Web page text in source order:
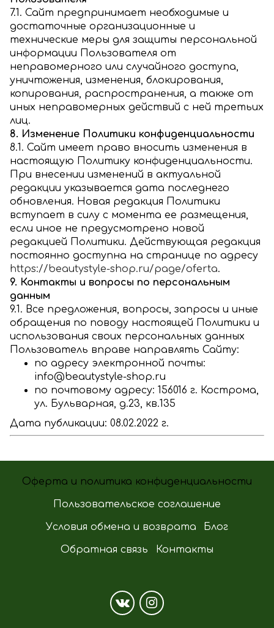
7.1. Сайт предпринимает необходимые и
достаточные организационные и
технические меры для защиты персональной
информации Пользователя от
неправомерного или случайного доступа,
уничтожения, изменения, блокирования,
копирования, распространения, а также от
иных неправомерных действий с ней третьих
лиц.
8. Изменение Политики конфиденциальности
8.1. Сайт имеет право вносить изменения в
настоящую Политику конфиденциальности.
При внесении изменений в актуальной
редакции указывается дата последнего
обновления. Новая редакция Политики
вступает в силу с момента ее размещения,
если иное не предусмотрено новой
редакцией Политики. Действующая редакция
постоянно доступна на странице по адресу
https://beautystyle-shop.ru/page/oferta.
9. Контакты и вопросы по персональным
данным
9.1. Все предложения, вопросы, запросы и иные
обращения по поводу настоящей Политики и
использования своих персональных данных
Пользователь вправе направлять Сайту:
по адресу электронной почты:
info@beautystyle-shop.ru
по почтовому адресу: 156016 г. Кострома,
ул. Бульварная, д.23, кв.135
Дата публикации: 08.02.2022 г.
Оферта и политика конфиденциальности
Пользовательское соглашение
Условия обмена и возврата Блог
Обратная связь Контакты